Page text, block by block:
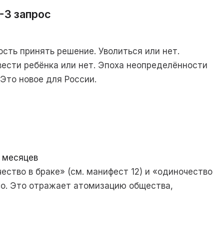
запрос
принять решение. Уволиться или нет.
ребёнка или нет. Эпоха неопределённости
новое для России.
месяцев
в браке» (см. манифест 12) и «одиночество
Это отражает атомизацию общества,